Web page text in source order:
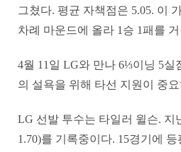
그쳤다. 평균 자책점은 5.05. 이
차례 마운드에 올라 1승 1패를
4월 11일 LG와 만나 6⅓이닝 5실
의 설욕을 위해 타선 지원이 중
LG 선발 투수는 타일러 윌슨. 지
1.70)를 기록중이다. 15경기에